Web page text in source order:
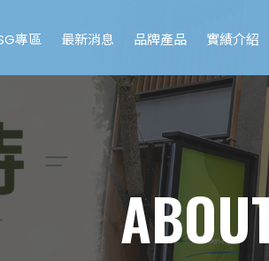
專區 最新消息 品牌產品 實績介紹